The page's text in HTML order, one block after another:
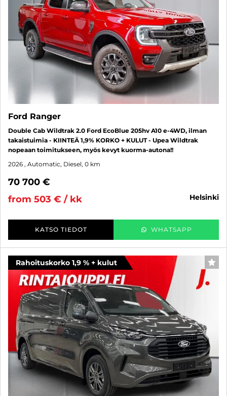
Ford Ranger
Double Cab Wildtrak 2.0 Ford EcoBlue 205hv A10 e-4WD, ilman
takaistuimia - KIINTEÄ 1,9% KORKO + KULUT - Upea Wildtrak
nopeaan toimitukseen, myös kevyt kuorma-autona!!
2026 , Automatic, Diesel, 0 km
70 700 €
from 503 € / kk
helsinki
KATSO TIEDOT WHATSAPP
Rahoituskorko 1,9 % + kulut